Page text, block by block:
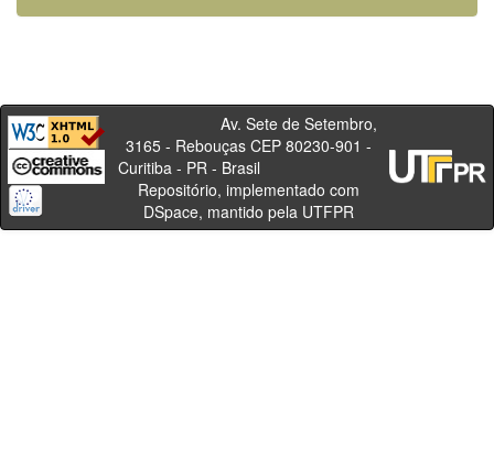
Av. Sete de Setembro,
3165 - Rebouças CEP 80230-901 -
Curitiba - PR - Brasil
Repositório, implementado com
DSpace, mantido pela UTFPR